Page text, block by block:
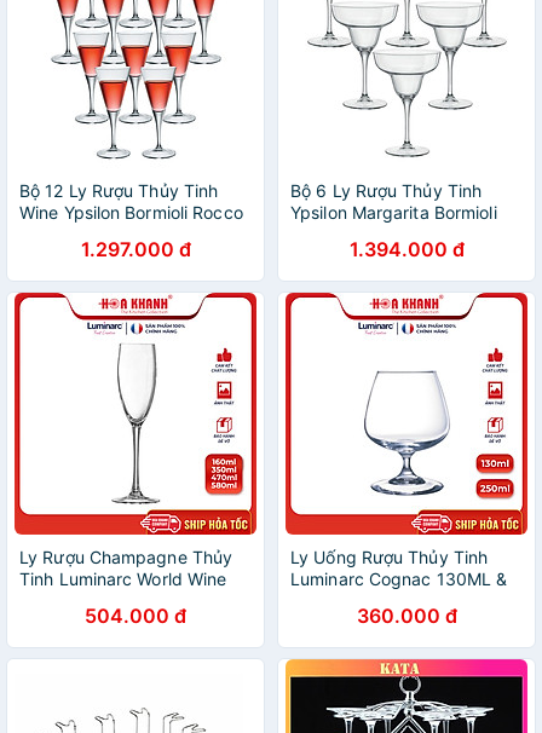
Bộ 12 Ly Rượu Thủy Tinh
Wine Ypsilon Bormioli Rocco
1.297.000 đ
Bộ 6 Ly Rượu Thủy Tinh
Ypsilon Margarita Bormioli
(330ml / Ly)1.394.000 đ
Ly Rượu Champagne Thủy
Tinh Luminarc World Wine
504.000 đ
Ly Uống Rượu Thủy Tinh
Luminarc Cognac 130ML &
360.000 đ